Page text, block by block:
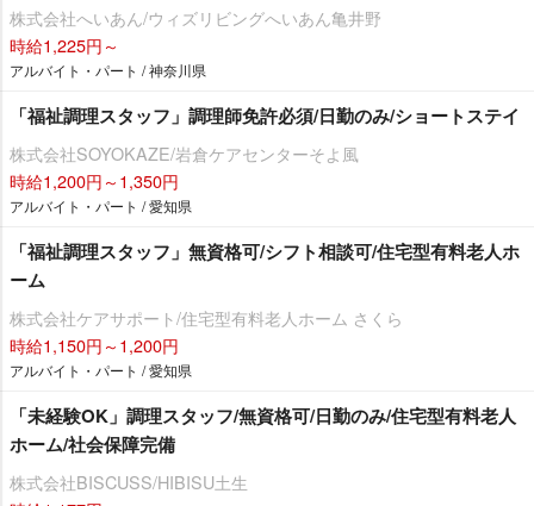
株式会社へいあん/ウィズリビングへいあん亀井野
時給1,225円～
アルバイト・パート / 神奈川県
「福祉調理スタッフ」調理師免許必須/日勤のみ/ショートステイ
株式会社SOYOKAZE/岩倉ケアセンターそよ風
時給1,200円～1,350円
アルバイト・パート / 愛知県
「福祉調理スタッフ」無資格可/シフト相談可/住宅型有料老人ホ
ーム
株式会社ケアサポート/住宅型有料老人ホーム さくら
時給1,150円～1,200円
アルバイト・パート / 愛知県
「未経験OK」調理スタッフ/無資格可/日勤のみ/住宅型有料老人
ホーム/社会保障完備
株式会社BISCUSS/HIBISU土生